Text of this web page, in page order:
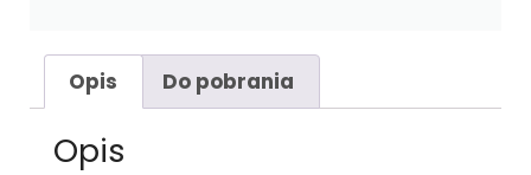
Opis Do pobrania
Opis